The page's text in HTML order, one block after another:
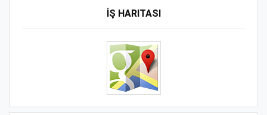
İŞ HARITASI